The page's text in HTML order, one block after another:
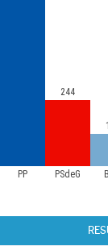
PP PSdeG
244